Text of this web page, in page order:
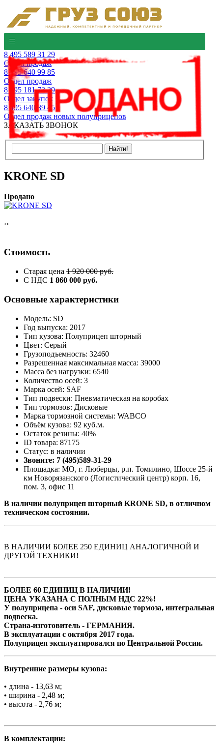
8 495 589 31 29
Отдел продаж
8 495 640 99 85
Отдел продаж
8 495 181 73 29
Отдел закупок
8 495 640 39 45
Отдел продаж новых полуприцепов
ЗАКАЗАТЬ ЗВОНОК
KRONE SD
Продано
‹›
Стоимость
Старая цена 1 920 000 руб.
С НДС 1 860 000 руб.
Основные характеристики
Модель: SD
Год выпуска: 2017
Тип кузова: Полуприцеп шторный
Цвет: Серый
Грузоподъемность: 32460
Разрешенная максимальная масса: 39000
Масса без нагрузки: 6540
Количество осей: 3
Марка осей: SAF
Тип подвески: Пневматическая на коробах
Тип тормозов: Дисковые
Марка тормозной системы: WABCO
Объём кузова: 92 куб.м.
Остаток резины: 40%
ID товара: 87175
Статус: в наличии
Звоните: 7 (495)589-31-29
Площадка: МО, г. Люберцы, р.п. Томилино, Шоссе 25-й
км Новорязанского (Логистический центр) корп. 16,
пом. 3, офис 11
В наличии полуприцеп шторный KRONE SD, в отличном
техническом состоянии.
В НАЛИЧИИ БОЛЕЕ 250 ЕДИНИЦ АНАЛОГИЧНОЙ И
ДРУГОЙ ТЕХНИКИ!
БОЛЕЕ 60 ЕДИНИЦ В НАЛИЧИИ!
ЦЕНА УКАЗАНА С ПОЛНЫМ НДС 22%!
У полуприцепа - оси SAF, дисковые тормоза, интегральная
подвеска.
Страна-изготовитель - ГЕРМАНИЯ.
В эксплуатации с октября 2017 года.
Полуприцеп эксплуатировался по Центральной России.
Внутренние размеры кузова:
• длина - 13,63 м;
• ширина - 2,48 м;
• высота - 2,76 м;
В комплектации: